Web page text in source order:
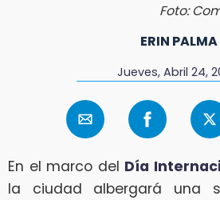
Foto:
ERIN PALMA
Jueves, Abril 24,
En el marco del Día
la ciudad albergará una